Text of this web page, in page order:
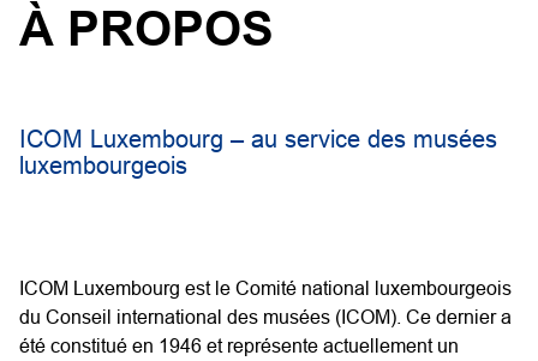
À PROPOS
ICOM Luxembourg – au service des musées
luxembourgeois
ICOM Luxembourg est le Comité national luxembourgeois
du Conseil international des musées (ICOM). Ce dernier a
été constitué en 1946 et représente actuellement un